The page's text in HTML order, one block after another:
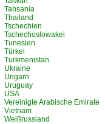
Tansania
Thailand
Tschechien
Tschechoslowakei
Tunesien
Türkei
Turkmenistan
Ukraine
Ungarn
Uruguay
USA
Vereinigte Arabische Emirate
Vietnam
Weißrussland